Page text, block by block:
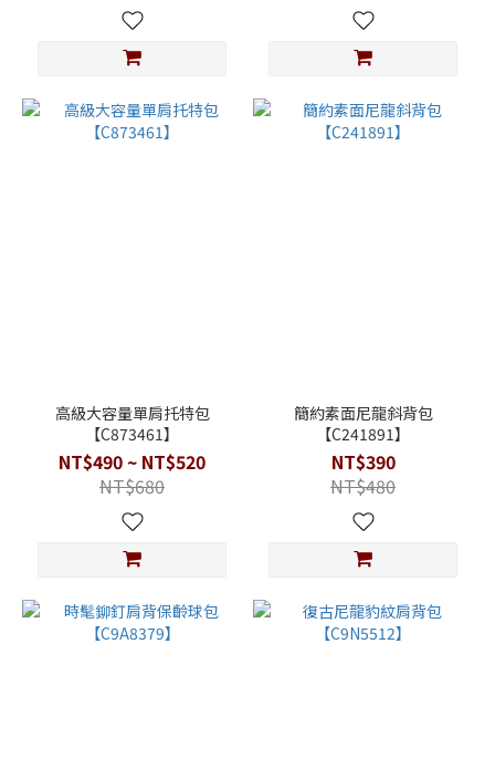
高級大容量單肩托特包
【C873461】
NT$490 ~ NT$520
NT$680
簡約素面尼龍斜背包
【C241891】
NT$390
NT$480